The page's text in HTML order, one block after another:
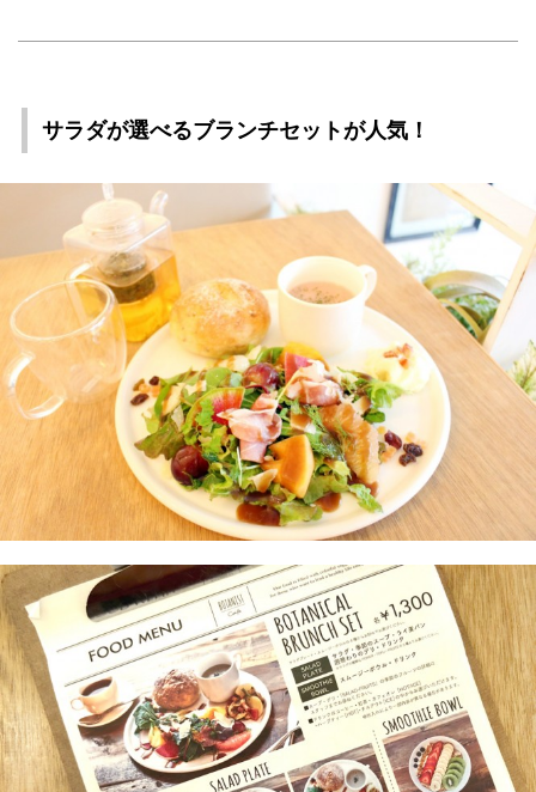
サラダが選べるブランチセットが人気！